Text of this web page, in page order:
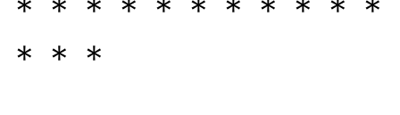
＊＊＊＊＊＊＊＊＊＊
＊＊＊